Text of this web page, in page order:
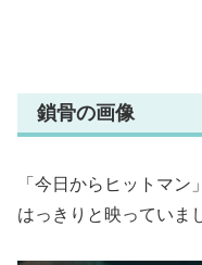
鎖骨の画像
「今日からヒットマン
はっきりと映っていま